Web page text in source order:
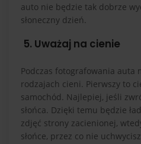
auto nie będzie tak dobrze
słoneczny dzień.
5. Uważaj na cienie
Podczas fotografowania auta
rodzajach cieni. Pierwszy to
samochód. Najlepiej, jeśli
słońca. Dzięki temu będzie
zdjęć strony zacienionej,
słońce, przez co nie